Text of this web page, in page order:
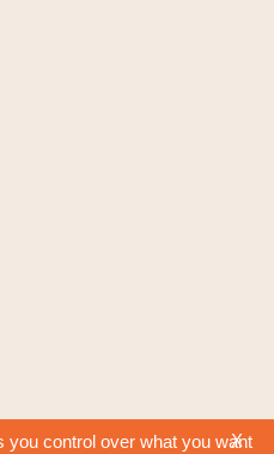
X
control over what you want